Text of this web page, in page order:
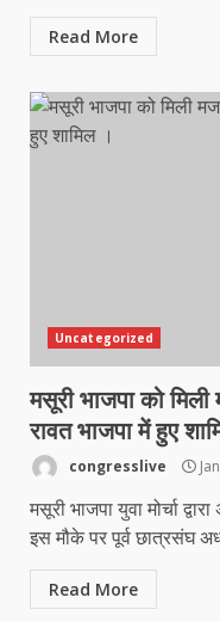
Read More
Uncategorized
मसूरी भाजपा को
रावत भाजपा में हुए
congresslive
मसूरी भाजपा युवा मोर्चा
इस मौके पर पूर्व छात्रसंघ
Read More